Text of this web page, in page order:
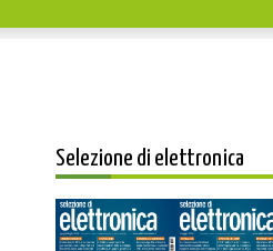
Selezione di elettronica